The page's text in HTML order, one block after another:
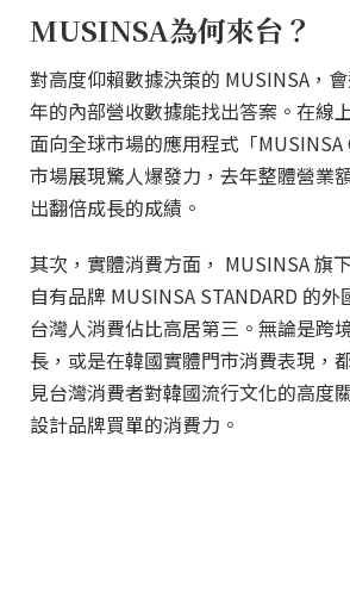
MUSINSA為何來台？
對高度仰賴數據決策的 MUSINSA，
年的內部營收數據能找出答案。在線
面向全球市場的應用程式「
市場展現驚人爆發力，去年整體營業
出翻倍成長的成績。
其次，實體消費方面， MUSINSA 旗
自有品牌 MUSINSA STANDARD 的外
台灣人消費佔比高居第三。無論是跨
長，或是在韓國實體門市消費表現，
見台灣消費者對韓國流行文化的高度
設計品牌買單的消費力。